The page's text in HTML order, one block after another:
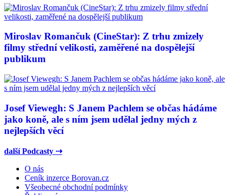
Miroslav Romančuk (CineStar): Z trhu zmizely
filmy střední velikosti, zaměřené na dospělejší
publikum
Josef Viewegh: S Janem Pachlem se občas hádáme
jako koně, ale s ním jsem udělal jedny mých z
nejlepších věcí
další Podcasty ⇢
O nás
Ceník inzerce Borovan.cz
Všeobecné obchodní podmínky